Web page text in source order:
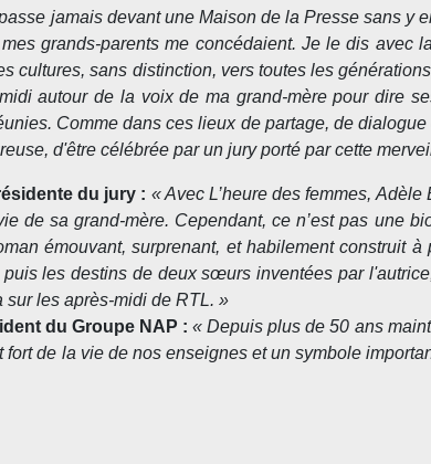
jamais devant une Maison de la Presse sans y
grands-parents me concédaient. Je le dis avec
cultures, sans distinction, vers toutes les
autour de la voix de ma grand-mère pour dire
Comme dans ces lieux de partage, de
d'être célébrée par un jury porté par cette
du jury : « Avec L’heure des femmes,
de sa grand-mère. Cependant, ce n’est pas une
émouvant, surprenant, et habilement construit
les destins de deux sœurs inventées par
les après-midi de RTL. »
du Groupe NAP : « Depuis plus de 50 ans
de la vie de nos enseignes et un symbole